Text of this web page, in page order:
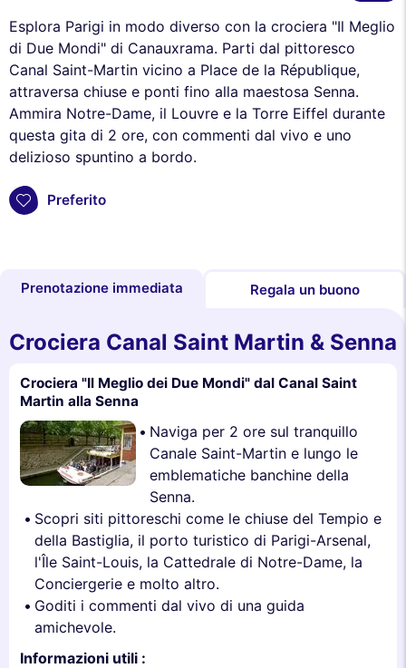
Esplora Parigi in modo diverso con la crociera "Il Meglio
di Due Mondi" di Canauxrama. Parti dal pittoresco
Canal Saint-Martin vicino a Place de la République,
attraversa chiuse e ponti fino alla maestosa Senna.
Ammira Notre-Dame, il Louvre e la Torre Eiffel durante
questa gita di 2 ore, con commenti dal vivo e uno
delizioso spuntino a bordo.
Preferito
Prenotazione immediata Regala un buono
Crociera Canal Saint Martin & Senna
Crociera "Il Meglio dei Due Mondi" dal Canal Saint
Martin alla Senna
Naviga per 2 ore sul tranquillo
Canale Saint-Martin e lungo le
emblematiche banchine della
Senna.
Scopri siti pittoreschi come le chiuse del Tempio e
della Bastiglia, il porto turistico di Parigi-Arsenal,
l'Île Saint-Louis, la Cattedrale di Notre-Dame, la
Conciergerie e molto altro.
Goditi i commenti dal vivo di una guida
amichevole.
Informazioni utili :